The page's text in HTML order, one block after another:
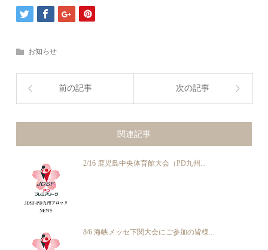
お知らせ
前の記事 次の記事
関連記事
2/16 鹿児島中央体育館大会（PD九州...
8/6 海峡メッセ下関大会にご参加の皆様...